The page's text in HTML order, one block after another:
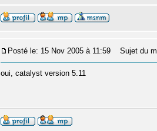
Posté le: 15 Nov 2005 à 11:59 Sujet du
oui, catalyst version 5.11